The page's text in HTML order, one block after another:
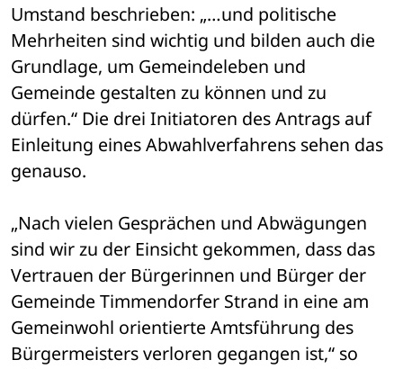
Umstand beschrieben: „…und politische
Mehrheiten sind wichtig und bilden auch die
Grundlage, um Gemeindeleben und
Gemeinde gestalten zu können und zu
dürfen.“ Die drei Initiatoren des Antrags auf
Einleitung eines Abwahlverfahrens sehen das
genauso.
„Nach vielen Gesprächen und Abwägungen
sind wir zu der Einsicht gekommen, dass das
Vertrauen der Bürgerinnen und Bürger der
Gemeinde Timmendorfer Strand in eine am
Gemeinwohl orientierte Amtsführung des
Bürgermeisters verloren gegangen ist,“ so